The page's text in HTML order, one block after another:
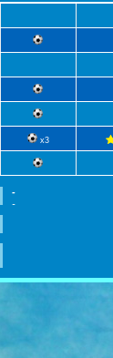
x3
-
-